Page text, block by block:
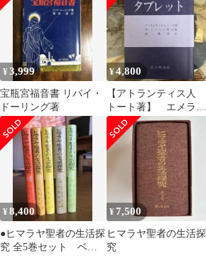
法/精神修養/宗教思想/
東洋思想/行法/瞑想/霊
性/思想書/ヨーガ
YBMG5G aaB89ynm5
¥3,999
宝瓶宮福音書 リバイ・
ドーリング著
¥4,800
【アトランティス人
トート著】 エメラル
ドタブレット 霞ヶ関
書房
¥8,400
●ヒマラヤ聖者の生活探
究 全5巻セット ベア
¥ 7,500
ヒマラヤ聖者の生活探
究